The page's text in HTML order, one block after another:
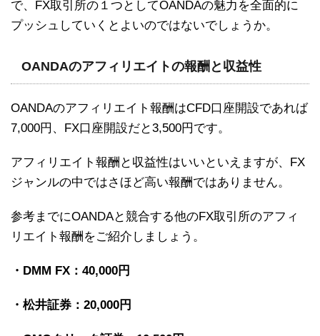
で、FX取引所の１つとしてOANDAの魅力を全面的に
プッシュしていくとよいのではないでしょうか。
OANDAのアフィリエイトの報酬と収益性
OANDAのアフィリエイト報酬はCFD口座開設であれば
7,000円、FX口座開設だと3,500円です。
アフィリエイト報酬と収益性はいいといえますが、FX
ジャンルの中ではさほど高い報酬ではありません。
参考までにOANDAと競合する他のFX取引所のアフィ
リエイト報酬をご紹介しましょう。
・DMM FX：40,000円
・松井証券：20,000円